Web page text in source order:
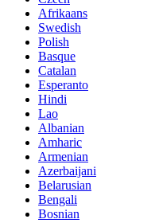
Afrikaans
Swedish
Polish
Basque
Catalan
Esperanto
Hindi
Lao
Albanian
Amharic
Armenian
Azerbaijani
Belarusian
Bengali
Bosnian